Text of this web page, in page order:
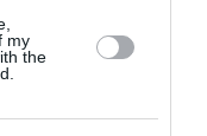
my
the
- 15 h 15